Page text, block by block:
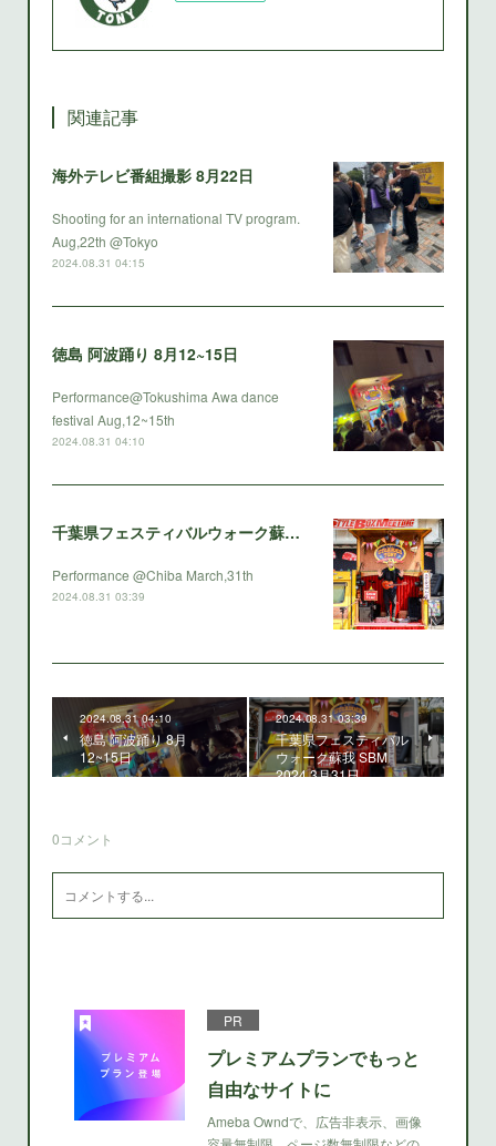
関連記事
海外テレビ番組撮影 8月22日
Shooting for an international TV program.
Aug,22th @Tokyo
2024.08.31 04:15
徳島 阿波踊り 8月12~15日
Performance@Tokushima Awa dance
festival Aug,12~15th
2024.08.31 04:10
千葉県フェスティバルウォーク蘇我 SBM 2024 3月31日
Performance @Chiba March,31th
2024.08.31 03:39
2024.08.31 04:10
徳島 阿波踊り 8月
12~15日
2024.08.31 03:39
千葉県フェスティバル
ウォーク蘇我 SBM
2024 3月31日
0コメント
PR
プレミアムプランでもっと
自由なサイトに
Ameba Owndで、広告非表示、画像